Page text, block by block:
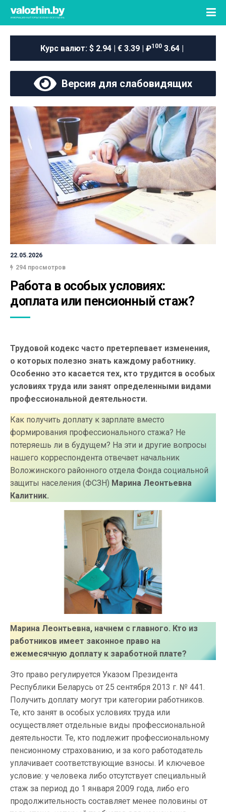
Курс валют: $ 2.94 | € 3.39 | ₽100 3.64 |
Версия для слабовидящих
22.05.2026
294 просмотров
Работа в особых условиях:
доплата или пенсионный стаж?
Трудовой кодекс часто претерпевает изменения,
о которых полезно знать каждому работнику.
Особенно это касается тех, кто трудится в особых
условиях труда или занят определенными видами
профессиональной деятельности.
Как получить доплату к зарплате вместо
формирования профессионального стажа? Не
потеряешь ли в будущем? На эти и другие вопросы
нашего корреспондента отвечает начальник
Воложинского районного отдела Фонда социальной
защиты населения (ФСЗН) Марина Леонтьевна
Калитник.
Марина Леонтьевна, начнем с главного. Кто из
работников имеет законное право на
ежемесячную доплату к заработной плате?
Это право регулируется Указом Президента
Республики Беларусь от 25 сентября 2013 г. № 441.
Получить доплату могут три категории работников.
Те, кто занят в особых условиях труда или
осуществляет отдельные виды профессиональной
деятельности. Те, кто подлежит профессиональному
пенсионному страхованию, и за кого работодатель
уплачивает соответствующие взносы. И ключевое
условие: у человека либо отсутствует специальный
стаж за период до 1 января 2009 года, либо его
продолжительность составляет менее половины от